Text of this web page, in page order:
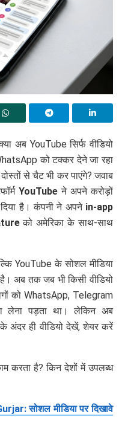
अब YouTube सिर्फ वीडियो
को टक्कर देने जा रहा
से चैट भी कर पाएंगे? जवाब
YouTubeने अपने करोड़ों
है। कंपनी ने अपने in-app
को अमेरिका के साथ-साथ
YouTube के सोशल मीडिया
अब तक जब भी किसी वीडियो
को WhatsApp, Telegram
लेना पड़ता था। लेकिन अब
अंदर ही वीडियो देखें, शेयर करें
करता है? किन देशों में उपलब्ध
सोशल मीडिया पर दिखावे